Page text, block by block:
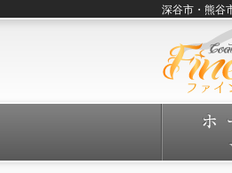
深谷市・熊谷